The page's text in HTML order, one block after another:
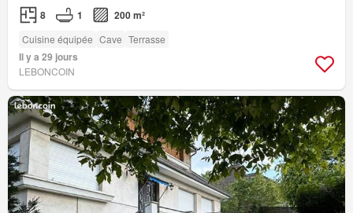
8 1 200 m²
Cuisine équipée Cave Terrasse
Il y a 29 jours
LEBONCOIN